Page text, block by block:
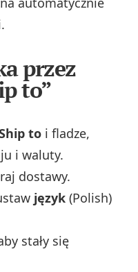
przez
to”
to i fladze,
i waluty.
dostawy.
język (Polish)
stały się